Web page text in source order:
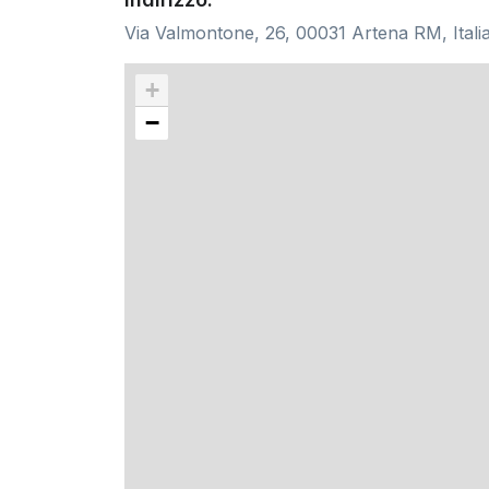
Via Valmontone, 26, 00031 Artena RM,
+
−